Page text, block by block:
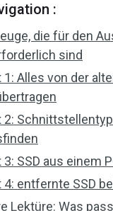
:
die für den
sind
Alles von der
2: Schnittstellentyp
SSD aus einem
4: entfernte SSD
Lektüre: Was